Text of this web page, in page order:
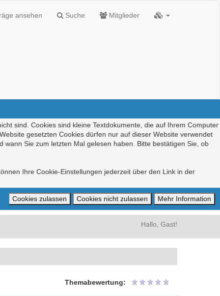
ansehen Suche Mitglieder
sind. Cookies sind kleine Textdokumente, die auf Ihrem Computer
gesetzten Cookies dürfen nur auf dieser Website verwendet
Sie zum letzten Mal gelesen haben. Bitte bestätigen Sie, ob
Ihre Cookie-Einstellungen jederzeit über den Link in der
Hallo, Gast!
Themabewertung: